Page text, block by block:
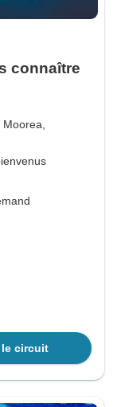
connaître
le circuit